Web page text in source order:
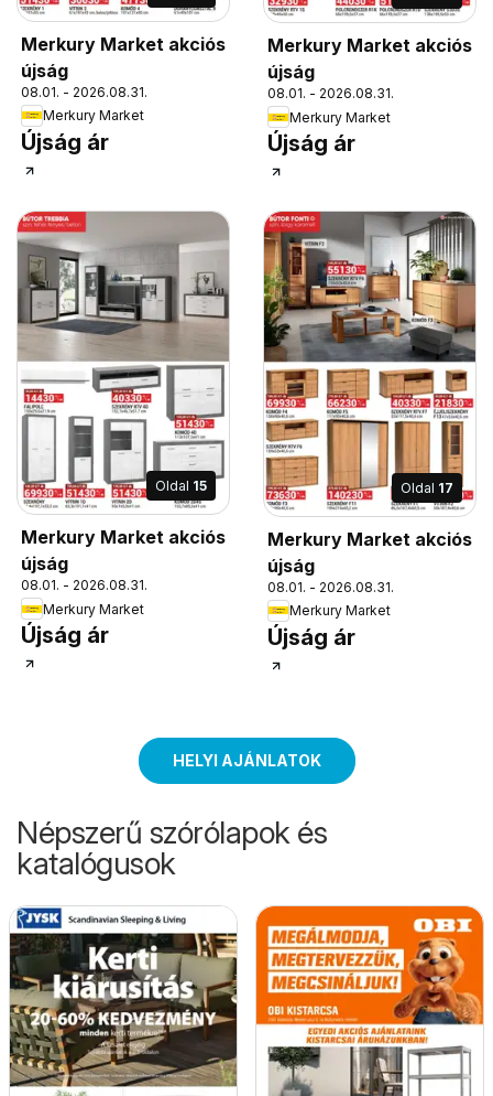
Merkury Market akciós
újság
08.01. - 2026.08.31.
Merkury Market
Újság ár
Merkury Market akciós
újság
08.01. - 2026.08.31.
Merkury Market
Újság ár
Oldal 15
Merkury Market akciós
újság
08.01. - 2026.08.31.
Merkury Market
Újság ár
Oldal 17
Merkury Market akciós
újság
08.01. - 2026.08.31.
Merkury Market
Újság ár
HELYI AJÁNLATOK
Népszerű szórólapok és
katalógusok